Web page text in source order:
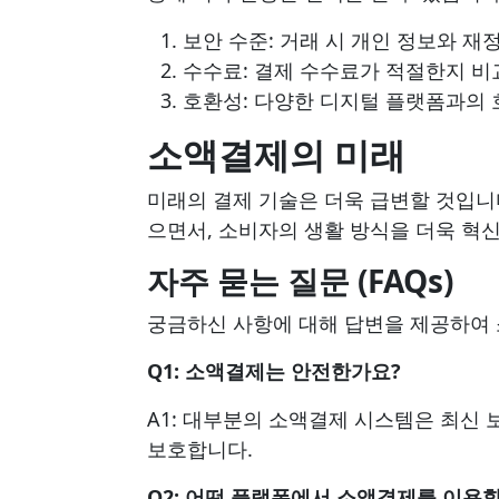
보안 수준: 거래 시 개인 정보와 재
수수료: 결제 수수료가 적절한지 비
호환성: 다양한 디지털 플랫폼과의
소액결제의 미래
미래의 결제 기술은 더욱 급변할 것입
으면서, 소비자의 생활 방식을 더욱 혁
자주 묻는 질문 (FAQs)
궁금하신 사항에 대해 답변을 제공하
Q1: 소액결제는 안전한가요?
A1: 대부분의 소액결제 시스템은 최신
보호합니다.